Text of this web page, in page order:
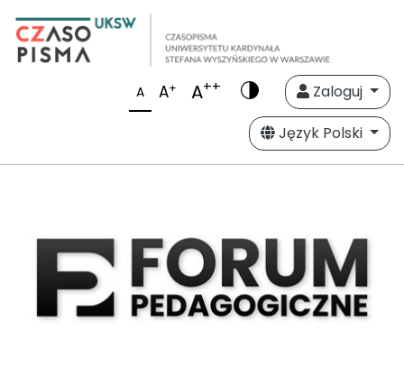
A A+ A++
Zaloguj
Język Polski